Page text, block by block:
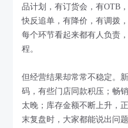
品计划，有订货会，有OTB
快反追单，有降价，有调拨
每个环节看起来都有人负责
程。
但经营结果却常常不稳定。
码，有些门店同款积压；畅
太晚；库存金额不断上升，
末复盘时，大家都能说出问